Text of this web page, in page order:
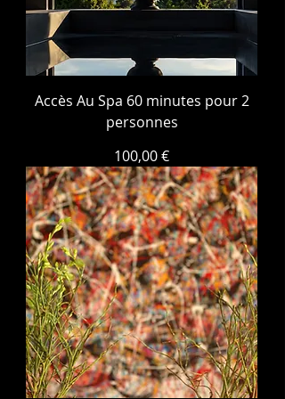
Accès Au Spa 60 minutes pour 2
personnes
Prix
100,00 €